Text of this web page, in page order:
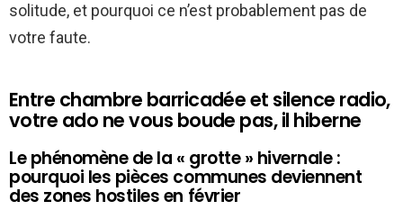
solitude, et pourquoi ce n’est probablement pas de
votre faute.
Entre chambre barricadée et silence radio,
votre ado ne vous boude pas, il hiberne
Le phénomène de la « grotte » hivernale :
pourquoi les pièces communes deviennent
des zones hostiles en février